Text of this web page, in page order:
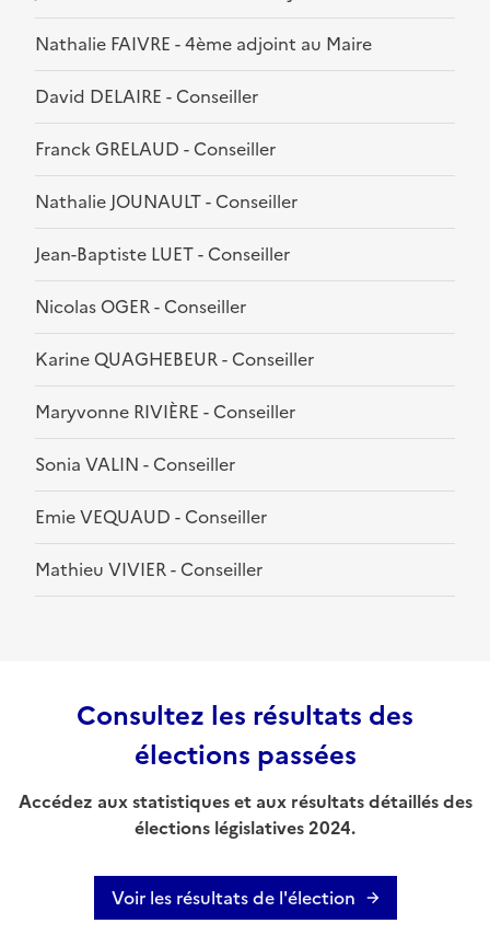
Nathalie FAIVRE - 4ème adjoint au Maire
David DELAIRE - Conseiller
Franck GRELAUD - Conseiller
Nathalie JOUNAULT - Conseiller
Jean-Baptiste LUET - Conseiller
Nicolas OGER - Conseiller
Karine QUAGHEBEUR - Conseiller
Maryvonne RIVIÈRE - Conseiller
Sonia VALIN - Conseiller
Emie VEQUAUD - Conseiller
Mathieu VIVIER - Conseiller
Consultez les résultats des
élections passées
Accédez aux statistiques et aux résultats détaillés des
élections législatives 2024.
Voir les résultats de l'élection